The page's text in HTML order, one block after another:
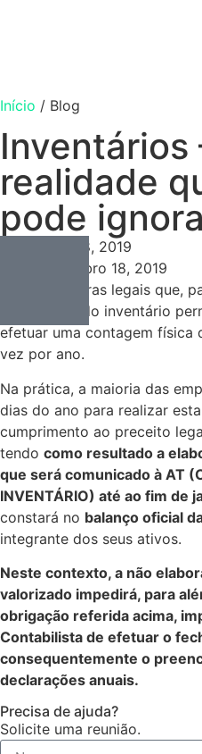
Início / Blog
Inventários
realidade
pode
Novembro 18, 2019
Novembro 18, 2019
Ditam as regras legais que,
à utilização do inventário
efetuar uma contagem física
vez por ano.
Na prática, a maioria das
dias do ano para realizar
cumprimento ao preceito
tendo como resultado a
que será comunicado à AT
INVENTÁRIO) até ao fim de
constará no balanço oficial
integrante dos seus ativos.
Neste contexto, a não
valorizado impedirá, para
obrigação referida acima,
Contabilista de efetuar o
consequentemente o
declarações anuais.
Precisa de ajuda?
Solicite uma reunião.